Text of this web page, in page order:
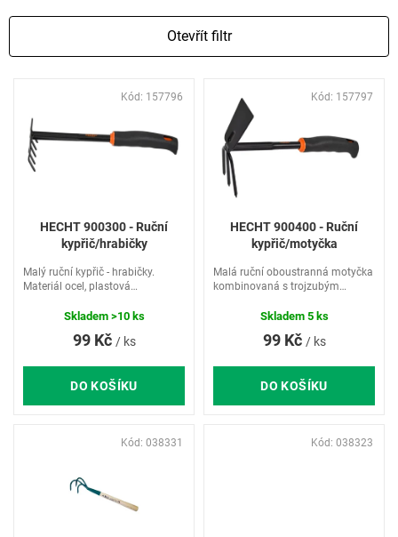
Otevřít filtr
HECHT 900300 - Ruční
kypřič/hrabičky
99 Kč / ks
DO KOŠÍKU
Malý ruční kypřič - hrabičky.
Materiál ocel, plastová
Skladem >10 ks
Kód: 157796
HECHT 900400 - Ruční
kypřič/motyčka
99 Kč / ks
DO KOŠÍKU
Malá ruční oboustranná motyčka
kombinovaná s trojzubým
protiskluzová rukojeť.
Skladem 5 ks
Kód: 157797
Kód: 038331 Kód: 038323